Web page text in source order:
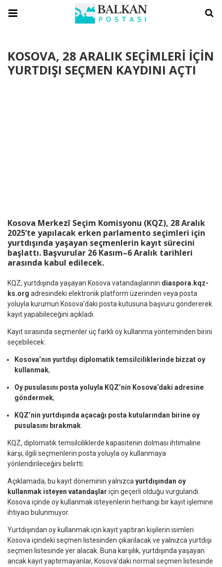
KOSOVA, 28 ARALIK SEÇİMLERİ İÇİN
YURTDIŞI SEÇMEN KAYDINI AÇTI
Kosova Merkezî Seçim Komisyonu (KQZ), 28 Aralık
2025’te yapılacak erken parlamento seçimleri için
yurtdışında yaşayan seçmenlerin kayıt sürecini
başlattı. Başvurular 26 Kasım–6 Aralık tarihleri
arasında kabul edilecek.
KQZ, yurtdışında yaşayan Kosova vatandaşlarının diaspora.kqz-
ks.org adresindeki elektronik platform üzerinden veya posta
yoluyla kurumun Kosova’daki posta kutusuna başvuru göndererek
kayıt yapabileceğini açıkladı.
Kayıt sırasında seçmenler üç farklı oy kullanma yönteminden birini
seçebilecek:
Kosova’nın yurtdışı diplomatik temsilciliklerinde bizzat oy
kullanmak,
Oy pusulasını posta yoluyla KQZ’nin Kosova’daki adresine
göndermek,
KQZ’nin yurtdışında açacağı posta kutularından birine oy
pusulasını bırakmak
KQZ, diplomatik temsilciliklerde kapasitenin dolması ihtimaline
karşı, ilgili seçmenlerin posta yoluyla oy kullanmaya
yönlendirileceğini belirtti.
Açıklamada, bu kayıt döneminin yalnızca yurtdışından oy
kullanmak isteyen vatandaşlar için geçerli olduğu vurgulandı.
Kosova içinde oy kullanmak isteyenlerin herhangi bir kayıt işlemine
ihtiyacı bulunmuyor.
Yurtdışından oy kullanmak için kayıt yaptıran kişilerin isimleri
Kosova içindeki seçmen listesinden çıkarılacak ve yalnızca yurtdışı
seçmen listesinde yer alacak. Buna karşılık, yurtdışında yaşayan
ancak kayıt yaptırmayanlar, Kosova’daki normal seçmen listesinde